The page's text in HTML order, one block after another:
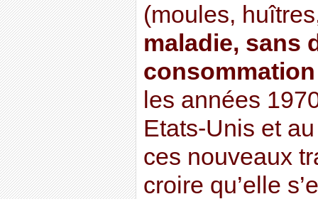
(moules,
maladie, sans
les années
Etats-Unis et
ces nouveaux
croire qu’elle